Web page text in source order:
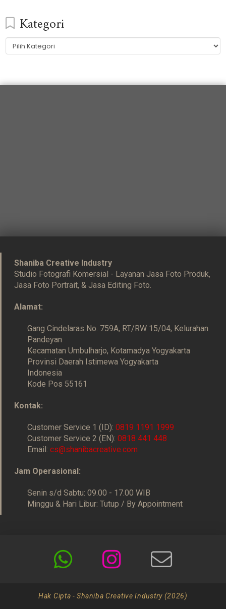
Kategori
Kategori
Shaniba Creative Industry
Studio Fotografi Komersial - Layanan Jasa Foto Produk,
Jasa Foto Portrait, & Jasa Editing Foto.
Alamat:
Gang Cindelaras No. 759A, RT/RW 15/04, Kelurahan
Pandeyan
Kecamatan Umbulharjo, Kotamadya Yogyakarta
Provinsi Daerah Istimewa Yogyakarta
Indonesia
Kode Pos 55161
Kontak:
Customer Service 1 (ID):0819 1191 1999
Customer Service 2 (EN):0818 441 448
Email:cs@shanibacreative.com
Jam Operasional:
Senin s/d Sabtu: 09.00 - 17.00 WIB
Minggu & Hari Libur: Tutup / By Appointment
Hak Cipta - Shaniba Creative Industry (2026)